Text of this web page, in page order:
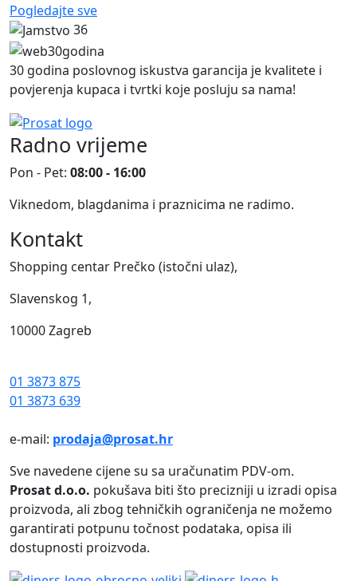
Pogledajte sve
36
30 godina poslovnog iskustva garancija je kvalitete i
povjerenja kupaca i tvrtki koje posluju sa nama!
Radno vrijeme
Pon - Pet: 08:00 - 16:00
Viknedom, blagdanima i praznicima ne radimo.
Kontakt
Shopping centar Prečko (istočni ulaz),
Slavenskog 1,
10000 Zagreb
01 3873 875
01 3873 639
e-mail: prodaja@prosat.hr
Sve navedene cijene su sa uračunatim PDV-om.
Prosat d.o.o. pokušava biti što precizniji u izradi opisa
proizvoda, ali zbog tehničkih ograničenja ne možemo
garantirati potpunu točnost podataka, opisa ili
dostupnosti proizvoda.